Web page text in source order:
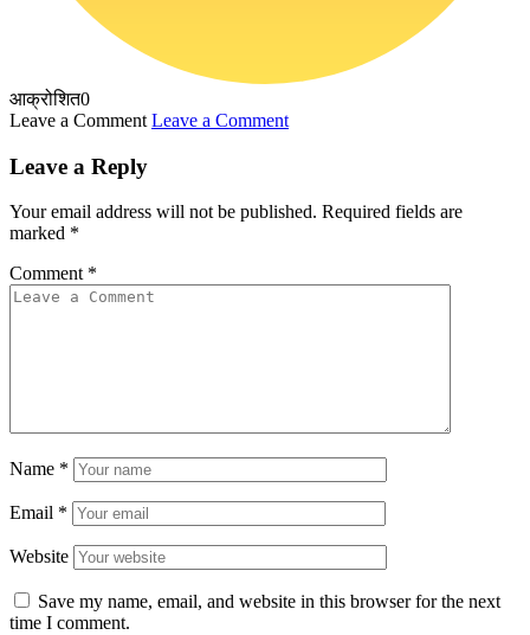
आक्रोशित0
Leave a Comment Leave a Comment
Leave a Reply
Your email address will not be published. Required fields are
marked *
Comment *
Name *
Email *
Website
Save my name, email, and website in this browser for the next
time I comment.